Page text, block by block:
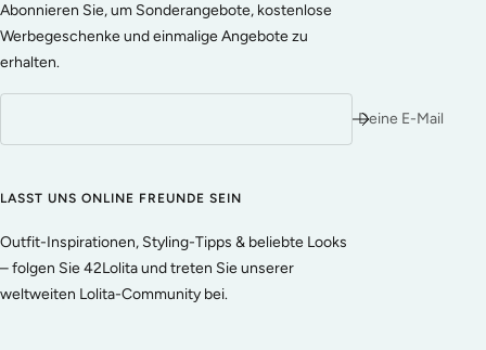
Abonnieren Sie, um Sonderangebote, kostenlose
Werbegeschenke und einmalige Angebote zu
erhalten.
Deine E-Mail
LASST UNS ONLINE FREUNDE SEIN
Outfit-Inspirationen, Styling-Tipps & beliebte Looks
– folgen Sie 42Lolita und treten Sie unserer
weltweiten Lolita-Community bei.